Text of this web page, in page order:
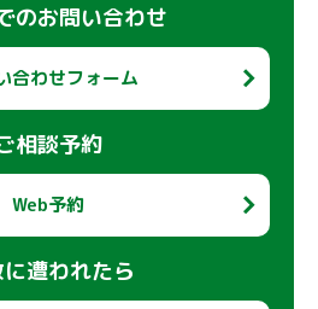
のお問い合わせ
合わせフォーム
相談予約
Web予約
遭われたら